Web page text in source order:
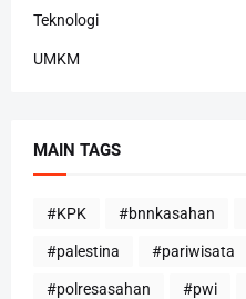
Teknologi
UMKM
MAIN TAGS
#KPK #bnnkasahan
#palestina #pariwisata
#polresasahan #pwi